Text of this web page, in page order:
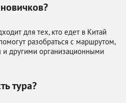
для тех, кто едет в Китай
разобраться с маршрутом,
другими организационными
тура?